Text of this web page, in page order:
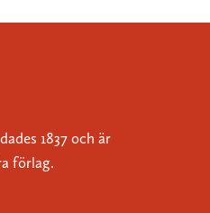
1837 och är
förlag.